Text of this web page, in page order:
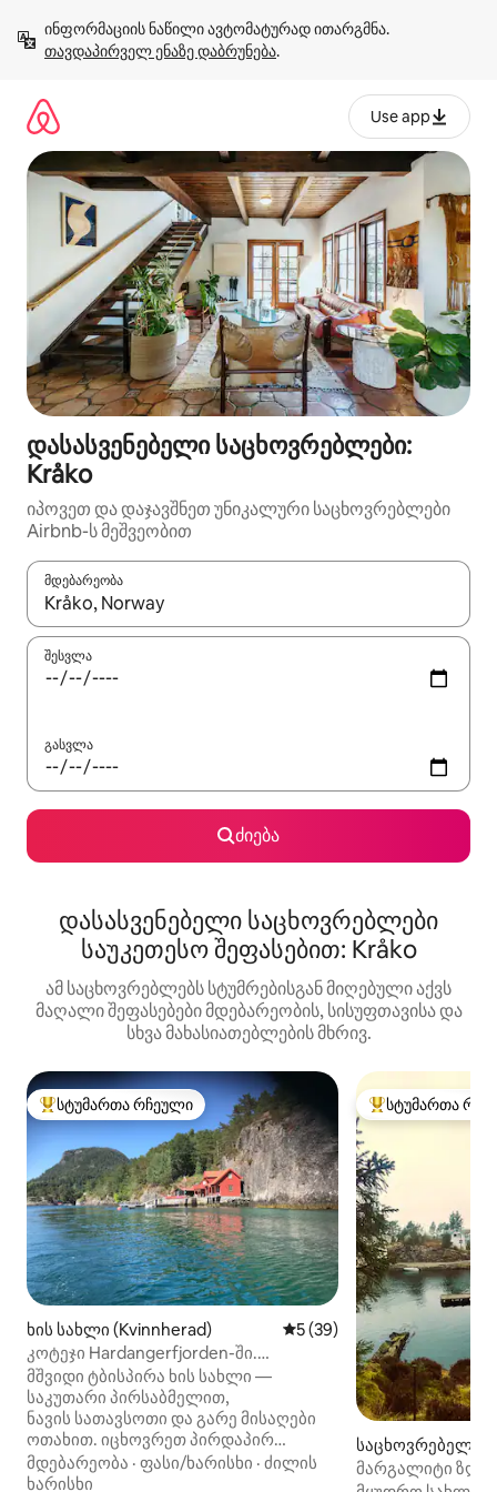
გადასვლა
თავდაპირველ ენაზე დაბრუნება.
Use app
დასასვენებელი საცხოვრებლები:
Kråko
იპოვეთ და დაჯავშნეთ უნიკალური საცხოვრებლები
Airbnb-ს მეშვეობით
მდებარეობა
როცა შედეგები ხელმისაწვდომი გახდება, ნავიგაციისთვის
შესვლა
გასვლა
ძიება
დასასვენებელი საცხოვრებლები
საუკეთესო შეფასებით: Kråko
ამ საცხოვრებლებს სტუმრებისგან მიღებული აქვს
მაღალი შეფასებები მდებარეობის, სისუფთავისა და
სხვა მახასიათებლების მხრივ.
სტუმართა რჩეული მოწინავე ვარიანტი
სტუმართა რჩეული
ხის სახლი (Kvinnherad) საშუალო შეფასებაა
5 (39)
კოტეჯი Hardangerfjorden-ში.
საკუთარი ნავმისადგომი. 8-10
ადამიანზე.
მშვიდი ტბისპირა ხის სახლი —
საკუთარი პირსაბმელით,
ნავის სათავსოთი და გარე მისაღები
ოთახით. იცხოვრეთ პირდაპირ
სანაპიროზე, ჰარდანგერფიორდენში!
კაიაკი, კანოე, პადლბორდი, თევზის
მდებარეობა · ფასი/ხარისხი · ძილის
ხარისხი
სტუმართა
სტუმართა
საცხოვრებელი
მარგალიტი